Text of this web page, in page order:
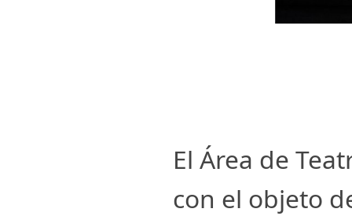
El Área de
con el objeto